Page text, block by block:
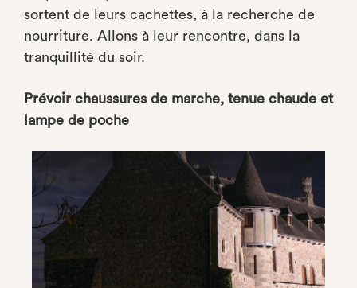
sortent de leurs cachettes, à la recherche de
nourriture. Allons à leur rencontre, dans la
tranquillité du soir.
Prévoir chaussures de marche, tenue chaude et
lampe de poche